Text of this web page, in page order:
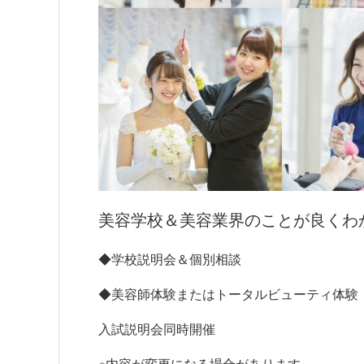
美容学校＆美容業界のことが良くわ
◆学校説明会＆個別相談
◆美容師体験またはトータルビューティ体験
入試説明会同時開催